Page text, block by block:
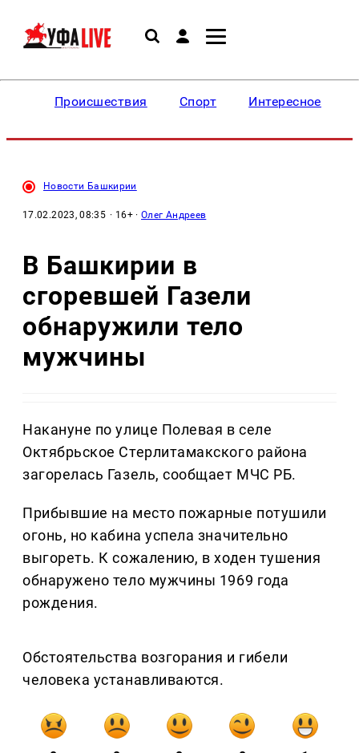
Происшествия Спорт Интересное
Новости Башкирии
17.02.2023, 08:35 · 16+ ·Олег Андреев
В Башкирии в
сгоревшей Газели
обнаружили тело
мужчины
Накануне по улице Полевая в селе
Октябрьское Стерлитамакского района
загорелась Газель, сообщает МЧС РБ.
Прибывшие на место пожарные потушили
огонь, но кабина успела значительно
выгореть. К сожалению, в ходен тушения
обнаружено тело мужчины 1969 года
рождения.
Обстоятельства возгорания и гибели
человека устанавливаются.